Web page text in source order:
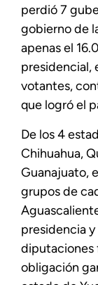
perdió 7
gobierno de
apenas el
presidencial,
votantes,
que logró el
De los 4
Chihuahua,
Guanajuato,
grupos de
presidencia
diputaciones
obligación